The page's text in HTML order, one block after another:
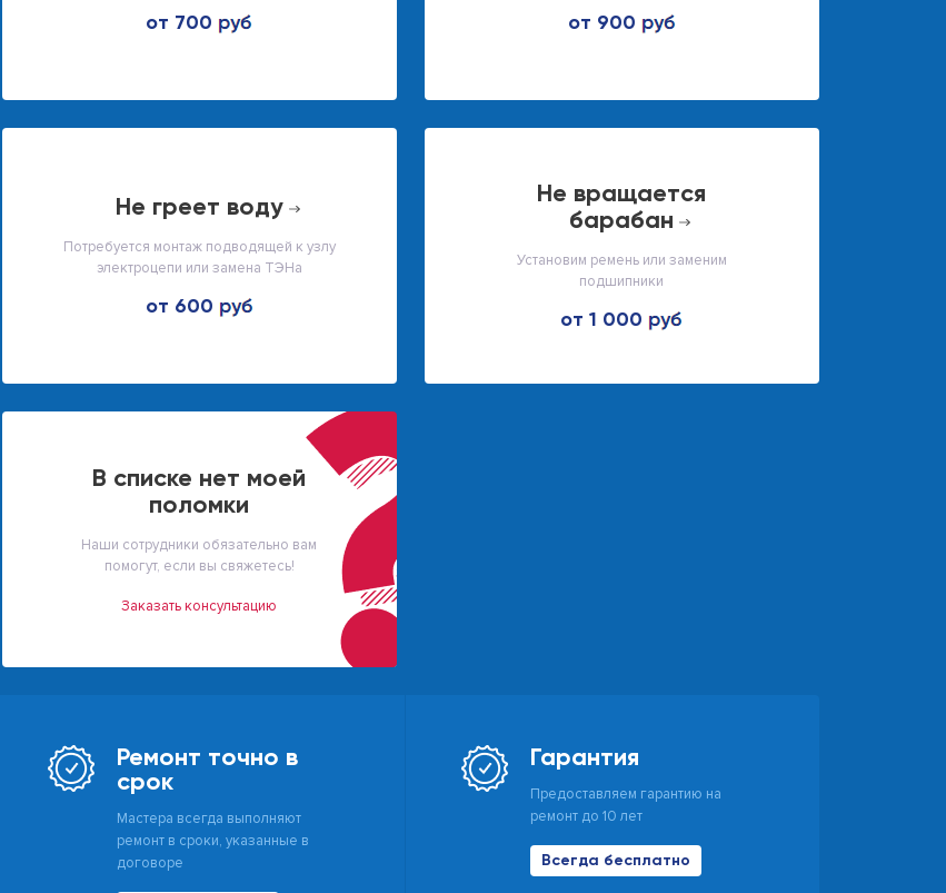
от 700 от 900
не греет воду
Потребуется монтаж подводящей к узлу
электроцепи или замена ТЭНа
от 600
не вращается
барабан
Установим ремень или заменим
подшипники
от 1 000
В списке нет моей
поломки
Наши сотрудники обязательно вам
помогут, если вы свяжетесь!
Заказать консультацию
Ремонт точно в
срок
Мастера всегда выполняют
ремонт в сроки, указанные в
договоре
Гарантия
Предоставляем гарантию на
ремонт до 10 лет
Всегда бесплатно